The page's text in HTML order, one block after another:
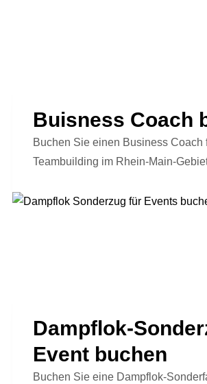
Locations
Technik
Catering
Wir planen Ihr
Corporate
Incentives
Familienfeiern
DJ Booking
Marketing
Events &
Promotion
LED Outdoor
Plakatwerbung
Referenzen
Standorte
Kontakt / Anfrage
Stellenangebote
Buisness Coach
Buchen Sie einen Business Coach
Teambuilding im Rhein-Main-
Dampflok-
Event buchen
Buchen Sie eine Dampflok-